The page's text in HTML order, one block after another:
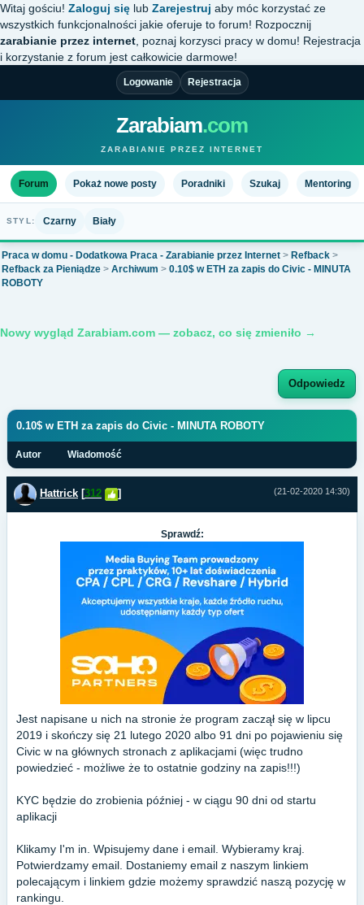
Witaj gościu! Zaloguj się lub Zarejestruj aby móc korzystać ze
wszystkich funkcjonalności jakie oferuje to forum! Rozpocznij
zarabianie przez internet , poznaj korzysci pracy w domu! Rejestracja
i korzystanie z forum jest całkowicie darmowe!
Logowanie Rejestracja
Zarabiam.com
ZARABIANIE PRZEZ INTERNET
Forum Pokaż nowe posty Poradniki Szukaj Mentoring
STYL: Czarny Biały
Praca w domu - Dodatkowa Praca - Zarabianie przez Internet > Refback >
Refback za Pieniądze > Archiwum > 0.10$ w ETH za zapis do Civic - MINUTA
ROBOTY
Nowy wygląd Zarabiam.com — zobacz, co się zmieniło →
Odpowiedz
0.10$ w ETH za zapis do Civic - MINUTA ROBOTY
Autor Wiadomość
(21-02-2020 14:30)
Hattrick [312 ]
Sprawdź:
Jest napisane u nich na stronie że program zaczął się w lipcu
2019 i skończy się 21 lutego 2020 albo 91 dni po pojawieniu się
Civic w na głównych stronach z aplikacjami (więc trudno
powiedzieć - możliwe że to ostatnie godziny na zapis!!!)
KYC będzie do zrobienia później - w ciągu 90 dni od startu
aplikacji
Klikamy I'm in. Wpisujemy dane i email. Wybieramy kraj.
Potwierdzamy email. Dostaniemy email z naszym linkiem
polecającym i linkiem gdzie możemy sprawdzić naszą pozycję w
rankingu.